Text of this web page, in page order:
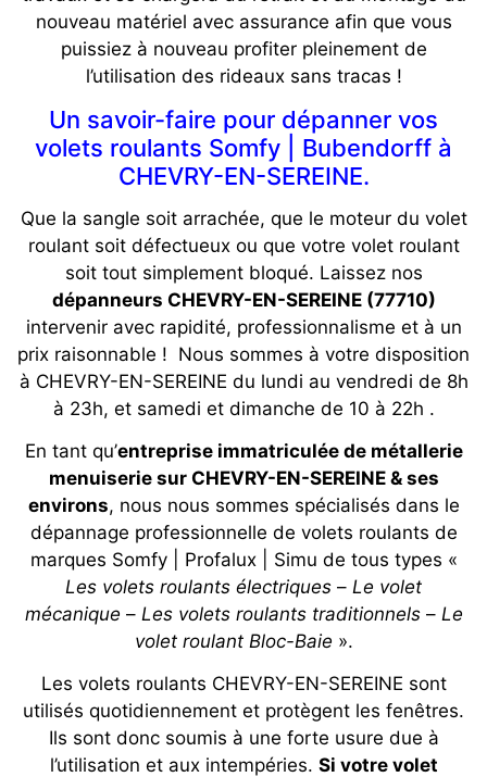
nouveau matériel avec assurance afin que vous
puissiez à nouveau profiter pleinement de
l’utilisation des rideaux sans tracas !
Un savoir-faire pour dépanner vos
volets roulants Somfy | Bubendorff à
CHEVRY-EN-SEREINE.
Que la sangle soit arrachée, que le moteur du volet
roulant soit défectueux ou que votre volet roulant
soit tout simplement bloqué. Laissez nos
dépanneurs CHEVRY-EN-SEREINE (77710)
intervenir avec rapidité, professionnalisme et à un
prix raisonnable ! Nous sommes à votre disposition
à CHEVRY-EN-SEREINE du lundi au vendredi de 8h
à 23h, et samedi et dimanche de 10 à 22h .
En tant qu’entreprise immatriculée de métallerie
menuiserie sur CHEVRY-EN-SEREINE & ses
environs, nous nous sommes spécialisés dans le
dépannage professionnelle de volets roulants de
marques Somfy | Profalux | Simu de tous types «
Les volets roulants électriques – Le volet
mécanique – Les volets roulants traditionnels– Le
volet roulant Bloc-Baie ».
Les volets roulants CHEVRY-EN-SEREINE sont
utilisés quotidiennement et protègent les fenêtres.
Ils sont donc soumis à une forte usure due à
l’utilisation et aux intempéries. Si votre volet